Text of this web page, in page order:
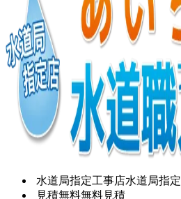
水道局指定工事店水道局指定
見積無料無料見積